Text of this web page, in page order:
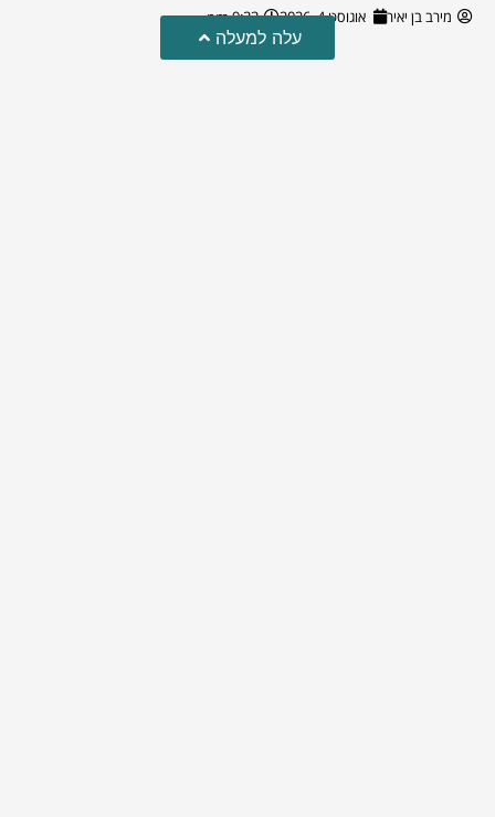
מירב בן יאיר אוגוסט 4, 2026 9:33 pm
עלה למעלה